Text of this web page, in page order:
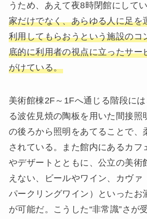
うため、あえて夜8時閉館にして
家だけでなく、あらゆる人に足を
利用してもらおうという施設のコ
底的に利用者の視点に立ったサー
がけている。
美術館棟2F～1Fへ通じる階段に
る波佐見焼の陶板を用いた間接照
の後ろから照明をあてることで、
されている。また館内にあるカフ
やデザートとともに、公立の美術
えない、ビールやワイン、カヴァ
パークリングワイン）といったお
が可能だ。こうした“非常識”さが